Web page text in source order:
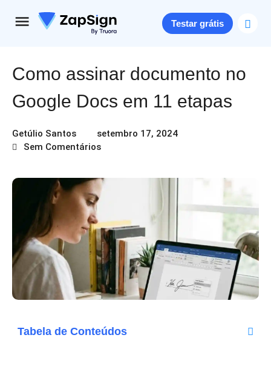
Testar grátis
Como assinar documento no
Google Docs em 11 etapas
Getúlio Santos
setembro 17, 2024
Sem Comentários
Tabela de Conteúdos